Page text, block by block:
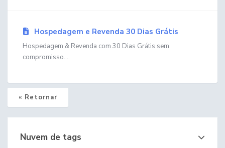
Hospedagem e Revenda 30 Dias Grátis
Hospedagem & Revenda com 30 Dias Grátis sem
compromisso....
« Retornar
Nuvem de tags